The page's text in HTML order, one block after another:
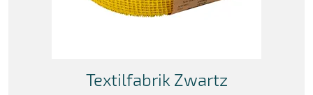
Textilfabrik Zwartz